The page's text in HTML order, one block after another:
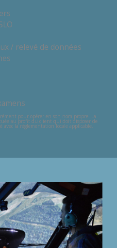
/ relevé de données
pour opérer en son nom propre. La
au profit du client qui doit disposer de
avec la réglementation locale applicable.